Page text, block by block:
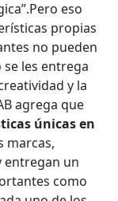
eso
propias
no pueden
les entrega
y la
agrega que
únicas en
marcas,
entregan un
como